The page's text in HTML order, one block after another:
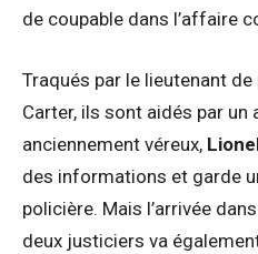
de coupable dans l’affaire
Traqués par le lieutenant
Carter, ils sont aidés par un
anciennement véreux,
des informations et garde
policière. Mais l’arrivée
deux justiciers va